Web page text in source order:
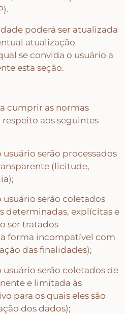
– Luminárias –
poderá ser atualizada
atualização
se convida o usuário a
esta seção.
cumprir as normas
respeito aos seguintes
usuário serão processados
(licitude,
usuário serão coletados
determinadas, explícitas e
ser tratados
forma incompatível com
das finalidades);
usuário serão coletados de
e limitada às
para os quais eles são
dos dados);